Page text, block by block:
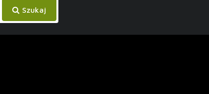
Szukaj